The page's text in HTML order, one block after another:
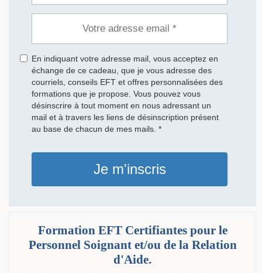
En indiquant votre adresse mail, vous acceptez en
échange de ce cadeau, que je vous adresse des
courriels, conseils EFT et offres personnalisées des
formations que je propose. Vous pouvez vous
désinscrire à tout moment en nous adressant un
mail et à travers les liens de désinscription présent
au base de chacun de mes mails. *
Je m'inscris
Formation EFT Certifiantes pour le
Personnel Soignant et/ou de la Relation
d'Aide.